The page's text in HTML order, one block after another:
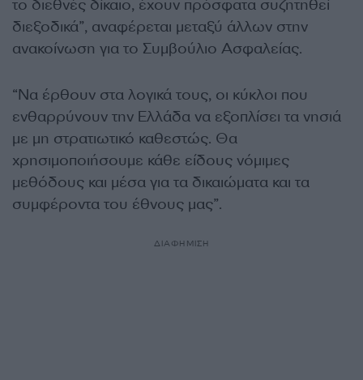
το διεθνές δίκαιο, έχουν πρόσφατα συζητηθεί
διεξοδικά”, αναφέρεται μεταξύ άλλων στην
ανακοίνωση για το Συμβούλιο Ασφαλείας.
“Να έρθουν στα λογικά τους, οι κύκλοι που
ενθαρρύνουν την Ελλάδα να εξοπλίσει τα νησιά
με μη στρατιωτικό καθεστώς. Θα
χρησιμοποιήσουμε κάθε είδους νόμιμες
μεθόδους και μέσα για τα δικαιώματα και τα
συμφέροντα του έθνους μας”.
ΔΙΑΦΗΜΙΣΗ